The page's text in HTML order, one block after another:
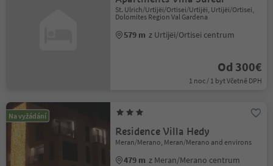
St. Ulrich/Urtijëi/Ortisei/Urtijëi, Urtijëi/Ortisei,
Dolomites Region Val Gardena
579 m z Urtijëi/Ortisei centrum
Od 300€
1 noc / 1 byt Včetně DPH
Na vyžádání
Residence Villa Hedy
Meran/Merano, Meran/Merano and environs
479 m z Meran/Merano centrum